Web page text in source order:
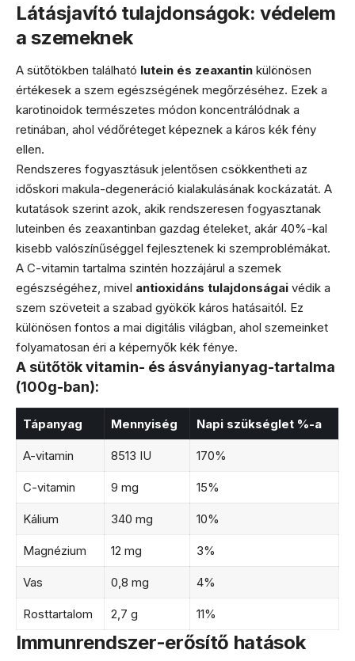
Látásjavító tulajdonságok: védelem
a szemeknek
A sütőtökben található lutein és zeaxantin különösen
értékesek a szem egészségének megőrzéséhez. Ezek a
karotinoidok természetes módon koncentrálódnak a
retinában, ahol védőréteget képeznek a káros kék fény
ellen.
Rendszeres fogyasztásuk jelentősen csökkentheti az
időskori makula-degeneráció kialakulásának kockázatát. A
kutatások szerint azok, akik rendszeresen fogyasztanak
luteinben és zeaxantinban gazdag ételeket, akár 40%-kal
kisebb valószínűséggel fejlesztenek ki szemproblémákat.
A C-vitamin tartalma szintén hozzájárul a szemek
egészségéhez, mivel antioxidáns tulajdonságai védik a
szem szöveteit a szabad gyökök káros hatásaitól. Ez
különösen fontos a mai digitális világban, ahol szemeinket
folyamatosan éri a képernyők kék fénye.
A sütőtök vitamin- és ásványianyag-tartalma
(100g-ban):
Tápanyag Mennyiség Napi szükséglet %-a
A-vitamin 8513 IU 170%
C-vitamin 9 mg 15%
Kálium 340 mg 10%
Magnézium 12 mg 3%
Vas 0,8 mg 4%
Rosttartalom 2,7 g 11%
Immunrendszer-erősítő hatások